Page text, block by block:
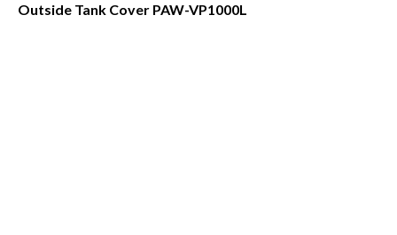
Outside Tank Cover PAW-VP1000L